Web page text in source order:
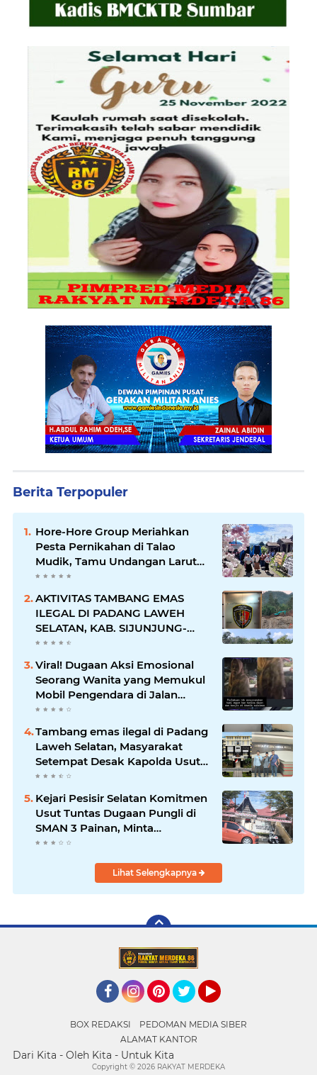
Berita Terpopuler
Hore-Hore Group Meriahkan
Pesta Pernikahan di Talao
Mudik, Tamu Undangan Larut
dalam Suasana Penuh
AKTIVITAS TAMBANG EMAS
ILEGAL DI PADANG LAWEH
SELATAN, KAB. SIJUNJUNG-
SUMBAR SEMAKIN
MERAJALELA
Viral! Dugaan Aksi Emosional
Seorang Wanita yang Memukul
Mobil Pengendara di Jalan
Khatib Sulaiman
Tambang emas ilegal di Padang
Laweh Selatan, Masyarakat
Setempat Desak Kapolda Usut
Tuntas
Kejari Pesisir Selatan Komitmen
Usut Tuntas Dugaan Pungli di
SMAN 3 Painan, Minta
Inspektorat Sumbar Lakukan
Lihat Selengkapnya
BOX REDAKSI
PEDOMAN MEDIA SIBER
ALAMAT KANTOR
Dari Kita - Oleh Kita - Untuk Kita
Copyright © 2026 RAKYAT MERDEKA